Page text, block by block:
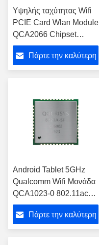
Υψηλής ταχύτητας Wifi
PCIE Card Wlan Module
QCA2066 Chipset
1800Mbps Wifi 6
ModuleΠάρτε την καλύτερη
Android Tablet 5GHz
Qualcomm Wifi Μονάδα
QCA1023-0 802.11ac
Μονάδα Wifi
Πάρτε την καλύτερη